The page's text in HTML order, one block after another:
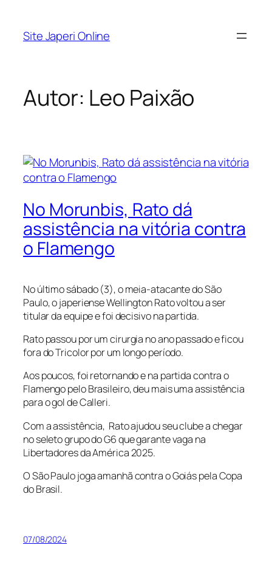
Site Japeri Online
Autor: Leo Paixão
No Morunbis, Rato dá
assistência na vitória contra
o Flamengo
No último sábado (3), o meia-atacante do São
Paulo, o japeriense Wellington Rato voltou a ser
titular da equipe e foi decisivo na partida.
Rato passou por um cirurgia no ano passado e ficou
fora do Tricolor por um longo período.
Aos poucos, foi retornando e na partida contra o
Flamengo pelo Brasileiro, deu mais uma assistência
para o gol de Calleri.
Com a assistência, Rato ajudou seu clube a chegar
no seleto grupo do G6 que garante vaga na
Libertadores da América 2025.
O São Paulo joga amanhã contra o Goiás pela Copa
do Brasil.
07/08/2024